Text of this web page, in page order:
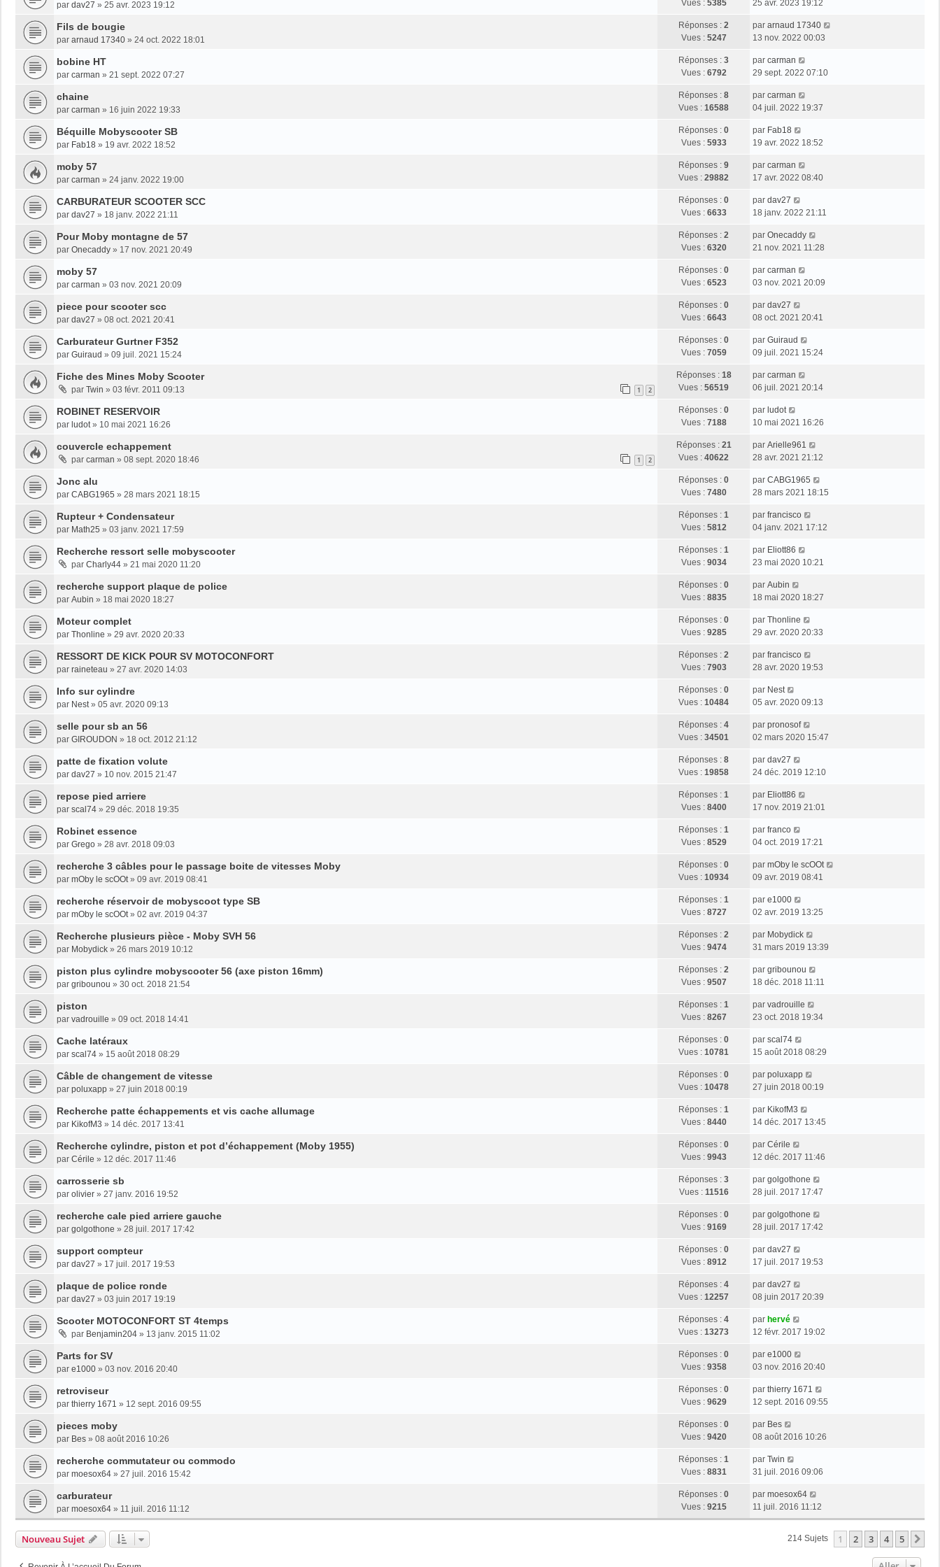
a
g
m
s
a
g
i
r
m
s
a
g
par dav27 » 25 avr. 2023 19:12
Vues : 5385
e
n
i
r
m
s
a
g
25 avr. 2023 19:12
Fils de bougie
par arnaud 17340 » 24 oct. 2022 18:01
Réponses : 2
Vues : 5247
D
e
n
i
r
m
s
a
g
par arnaud 17340
13 nov. 2022 00:03
bobine HT
par carman » 21 sept. 2022 07:27
Réponses : 3
Vues : 6792
D
e
n
i
r
m
s
a
g
par carman
29 sept. 2022 07:10
chaine
par carman » 16 juin 2022 19:33
Réponses : 8
Vues : 16588
D
e
n
i
r
m
s
a
g
par carman
04 juil. 2022 19:37
Béquille Mobyscooter SB
par Fab18 » 19 avr. 2022 18:52
Réponses : 0
Vues : 5933
D
e
n
i
r
m
s
a
g
par Fab18
19 avr. 2022 18:52
moby 57
par carman » 24 janv. 2022 19:00
Réponses : 9
Vues : 29882
D
e
n
i
r
m
s
a
g
par carman
17 avr. 2022 08:40
CARBURATEUR SCOOTER SCC
par dav27 » 18 janv. 2022 21:11
Réponses : 0
Vues : 6633
D
e
n
i
r
m
s
a
g
par dav27
18 janv. 2022 21:11
Pour Moby montagne de 57
par Onecaddy » 17 nov. 2021 20:49
Réponses : 2
Vues : 6320
D
e
n
i
r
m
s
a
g
par Onecaddy
21 nov. 2021 11:28
moby 57
par carman » 03 nov. 2021 20:09
Réponses : 0
Vues : 6523
D
e
n
i
r
m
s
a
g
par carman
03 nov. 2021 20:09
piece pour scooter scc
par dav27 » 08 oct. 2021 20:41
Réponses : 0
Vues : 6643
D
e
n
i
r
m
s
a
g
par dav27
08 oct. 2021 20:41
Carburateur Gurtner F352
par Guiraud » 09 juil. 2021 15:24
Réponses : 0
Vues : 7059
D
e
n
i
r
m
s
a
g
par Guiraud
09 juil. 2021 15:24
Fiche des Mines Moby Scooter
par Twin » 03 févr. 2011 09:13 1 2
Réponses : 18
Vues : 56519
D
e
n
i
r
m
s
a
g
par carman
06 juil. 2021 20:14
ROBINET RESERVOIR
par ludot» 10 mai 2021 16:26
Réponses : 0
Vues : 7188
D
e
n
i
r
m
s
a
g
par ludot
10 mai 2021 16:26
couvercle echappement
par carman » 08 sept. 2020 18:46 1 2
Réponses : 21
Vues : 40622
D
e
n
i
r
m
s
a
g
par Arielle961
28 avr. 2021 21:12
Jonc alu
par CABG1965 » 28 mars 2021 18:15
Réponses : 0
Vues : 7480
D
e
n
i
r
m
s
a
g
par CABG1965
28 mars 2021 18:15
Rupteur + Condensateur
par Math25 » 03 janv. 2021 17:59
Réponses : 1
Vues : 5812
D
e
n
i
r
m
s
a
g
par francisco
04 janv. 2021 17:12
Recherche ressort selle mobyscooter
par Charly44 » 21 mai 2020 11:20
Réponses : 1
Vues : 9034
D
e
n
i
r
m
s
a
g
par Eliott86
23 mai 2020 10:21
recherche support plaque de police
par Aubin » 18 mai 2020 18:27
Réponses : 0
Vues : 8835
D
e
n
i
r
m
s
a
g
par Aubin
18 mai 2020 18:27
Moteur complet
par Thonline » 29 avr. 2020 20:33
Réponses : 0
Vues : 9285
D
e
n
i
r
m
s
a
g
par Thonline
29 avr. 2020 20:33
RESSORT DE KICK POUR SV MOTOCONFORT
par raineteau » 27 avr. 2020 14:03
Réponses : 2
Vues : 7903
D
e
n
i
r
m
s
a
g
par francisco
28 avr. 2020 19:53
Info sur cylindre
par Nest» 05 avr. 2020 09:13
Réponses : 0
Vues : 10484
D
e
n
i
r
m
s
a
g
par Nest
05 avr. 2020 09:13
selle pour sb an 56
par GIROUDON » 18 oct. 2012 21:12
Réponses : 4
Vues : 34501
D
e
n
i
r
m
s
a
g
par pronosof
02 mars 2020 15:47
patte de fixation volute
par dav27 » 10 nov. 2015 21:47
Réponses : 8
Vues : 19858
D
e
n
i
r
m
s
a
g
par dav27
24 déc. 2019 12:10
repose pied arriere
par scal74 » 29 déc. 2018 19:35
Réponses : 1
Vues : 8400
D
e
n
i
r
m
s
a
g
par Eliott86
17 nov. 2019 21:01
Robinet essence
par Grego » 28 avr. 2018 09:03
Réponses : 1
Vues : 8529
D
e
n
i
r
m
s
a
g
par franco
04 oct. 2019 17:21
recherche 3 câbles pour le passage boite de vitesses Moby
par mOby le scOOt» 09 avr. 2019 08:41
Réponses : 0
Vues : 10934
D
e
n
i
r
m
s
a
g
par mOby le scOOt
09 avr. 2019 08:41
recherche réservoir de mobyscoot type SB
par mOby le scOOt» 02 avr. 2019 04:37
Réponses : 1
Vues : 8727
D
e
n
i
r
m
s
a
g
par e1000
02 avr. 2019 13:25
Recherche plusieurs pièce - Moby SVH 56
par Mobydick » 26 mars 2019 10:12
Réponses : 2
Vues : 9474
D
e
n
i
r
m
s
a
g
par Mobydick
31 mars 2019 13:39
piston plus cylindre mobyscooter 56 (axe piston 16mm)
par gribounou » 30 oct. 2018 21:54
Réponses : 2
Vues : 9507
D
e
n
i
r
m
s
a
g
par gribounou
18 déc. 2018 11:11
piston
par vadrouille » 09 oct. 2018 14:41
Réponses : 1
Vues : 8267
D
e
n
i
r
m
s
a
g
par vadrouille
23 oct. 2018 19:34
Cache latéraux
par scal74 » 15 août 2018 08:29
Réponses : 0
Vues : 10781
D
e
n
i
r
m
s
a
g
par scal74
15 août 2018 08:29
Câble de changement de vitesse
par poluxapp » 27 juin 2018 00:19
Réponses : 0
Vues : 10478
D
e
n
i
r
m
s
a
g
par poluxapp
27 juin 2018 00:19
Recherche patte échappements et vis cache allumage
par KikofM3 » 14 déc. 2017 13:41
Réponses : 1
Vues : 8440
D
e
n
i
r
m
s
a
g
par KikofM3
14 déc. 2017 13:45
Recherche cylindre, piston et pot d’échappement (Moby 1955)
par Cérile » 12 déc. 2017 11:46
Réponses : 0
Vues : 9943
D
e
n
i
r
m
s
a
g
par Cérile
12 déc. 2017 11:46
carrosserie sb
par olivier » 27 janv. 2016 19:52
Réponses : 3
Vues : 11516
D
e
n
i
r
m
s
a
g
par golgothone
28 juil. 2017 17:47
recherche cale pied arriere gauche
par golgothone » 28 juil. 2017 17:42
Réponses : 0
Vues : 9169
D
e
n
i
r
m
s
a
g
par golgothone
28 juil. 2017 17:42
support compteur
par dav27 » 17 juil. 2017 19:53
Réponses : 0
Vues : 8912
D
e
n
i
r
m
s
a
g
par dav27
17 juil. 2017 19:53
plaque de police ronde
par dav27 » 03 juin 2017 19:19
Réponses : 4
Vues : 12257
D
e
n
i
r
m
s
a
g
par dav27
08 juin 2017 20:39
Scooter MOTOCONFORT ST 4temps
par Benjamin204 » 13 janv. 2015 11:02
Réponses : 4
Vues : 13273
D
e
n
i
r
m
s
a
g
par hervé
12 févr. 2017 19:02
Parts for SV
par e1000 » 03 nov. 2016 20:40
Réponses : 0
Vues : 9358
D
e
n
i
r
m
s
a
g
e
par e1000
03 nov. 2016 20:40
retroviseur
par thierry 1671 » 12 sept. 2016 09:55
Réponses : 0
Vues : 9629
D
e
n
i
r
m
s
par thierry 1671
12 sept. 2016 09:55
pieces moby
par Bes » 08 août 2016 10:26
Réponses : 0
Vues : 9420
D
e
n
i
r
m
par Bes
08 août 2016 10:26
recherche commutateur ou commodo
par moesox64 » 27 juil. 2016 15:42
Réponses : 1
Vues : 8831
D
e
n
i
e
par Twin
31 juil. 2016 09:06
carburateur
par moesox64 » 11 juil. 2016 11:12
Réponses : 0
Vues : 9215
D
e
r
par moesox64
11 juil. 2016 11:12
Nouveau Sujet 214 Sujets 1 2 3 4 5